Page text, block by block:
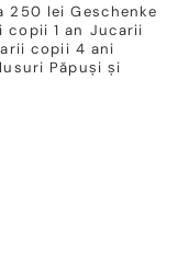
250 lei Geschenke
copii 1 an Jucarii
copii 4 ani
Păpuși și